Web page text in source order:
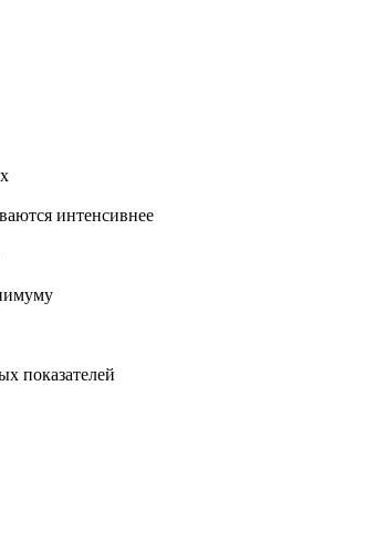
интенсивнее
показателей